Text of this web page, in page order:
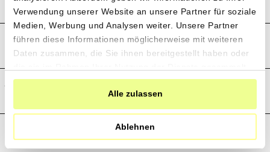
Verwendung unserer Website an unsere Partner für soziale
Medien, Werbung und Analysen weiter. Unsere Partner
führen diese Informationen möglicherweise mit weiteren
Daten zusammen, die Sie ihnen bereitgestellt haben oder
haben.
Alle zulassen
Ablehnen
Preistransparenz
Weitere Informationen
Rezensionen